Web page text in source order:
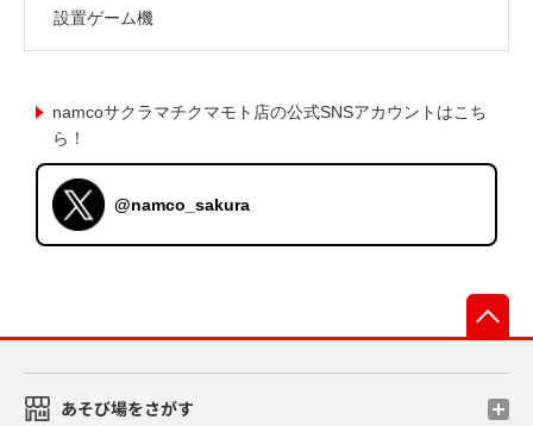
設置ゲーム機
namcoサクラマチクマモト店の公式SNSアカウントはこち
ら！
@namco_sakura
あそび場をさがす